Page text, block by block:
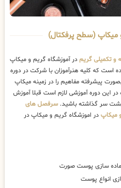
و میکاپ (سطح پرفکتال)
و تکمیلی گریم در آموزشگاه گریم و میکاپ
است که کلیه هنرآموزان با شرکت در دوره
پیشرفته مفاهیم را در زمینه میکاپ
این دوره آموزشی لازم است قبلا آموزش
سر گذاشته باشید.سرفصل های
میکاپ در اموزشگاه گریم و میکاپ در
سازی پوست صورت
انواع پوست